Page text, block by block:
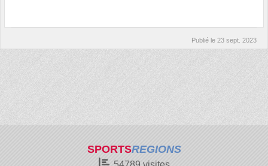
Publié le 23 sept. 2023
SPORTSREGIONS